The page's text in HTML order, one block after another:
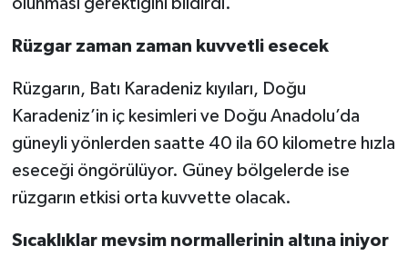
olunması gerektiğini bildirdi.
Rüzgar zaman zaman kuvvetli esecek
Rüzgarın, Batı Karadeniz kıyıları, Doğu
Karadeniz’in iç kesimleri ve Doğu Anadolu’da
güneyli yönlerden saatte 40 ila 60 kilometre hızla
eseceği öngörülüyor. Güney bölgelerde ise
rüzgarın etkisi orta kuvvette olacak.
Sıcaklıklar mevsim normallerinin altına iniyor